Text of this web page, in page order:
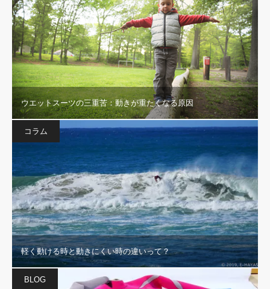
ウエットスーツの三重苦：動きが重たくなる原因
コラム
軽く動ける時と動きにくい時の違いって？
BLOG